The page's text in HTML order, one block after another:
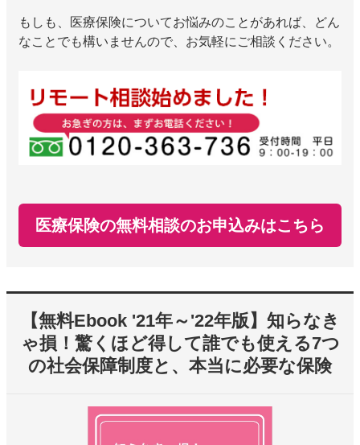
もしも、医療保険についてお悩みのことがあれば、どん
なことでも構いませんので、お気軽にご相談ください。
医療保険の無料相談のお申込みはこちら
【無料Ebook '21年～'22年版】知らなき
ゃ損！驚くほど得して誰でも使える7つ
の社会保障制度と、本当に必要な保険